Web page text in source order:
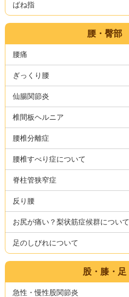
ばね指
腰・臀部
腰痛
ぎっくり腰
仙腸関節炎
椎間板ヘルニア
腰椎分離症
腰椎すべり症について
脊柱管狭窄症
反り腰
お尻が痛い？梨状筋症候群について
足のしびれについて
股・膝・足
急性・慢性股関節炎